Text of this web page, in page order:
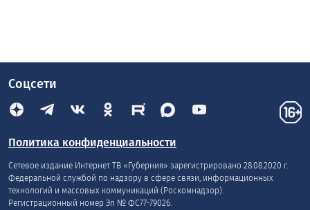
Соцсети
Политика конфиденциальности
Сетевое издание Интернет ТВ «Губерния» зарегистрировано 28.08.2020 г.
Федеральной службой по надзору в сфере связи, информационных
технологий и массовых коммуникаций (Роскомнадзор).
Регистрационный номер Эл № ФС77-79026.